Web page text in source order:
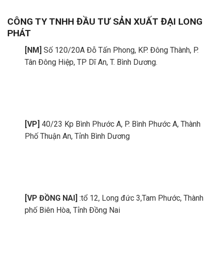
CÔNG TY TNHH ĐẦU TƯ SẢN XUẤT ĐẠI LONG
PHÁT
[NM] Số 120/20A Đỗ Tấn Phong, KP. Đông Thành, P.
Tân Đông Hiệp, TP Dĩ An, T. Bình Dương.
[VP] 40/23 Kp Bình Phước A, P. Bình Phước A, Thành
Phố Thuận An, Tỉnh Bình Dương
[VP ĐỒNG NAI]
:tổ 12, Long đức 3,Tam Phước, Thành
phố Biên Hòa, Tỉnh Đồng Nai